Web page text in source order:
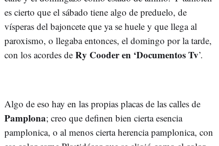
es cierto que el sábado tiene algo de preduelo, de
vísperas del bajoncete que ya se huele y que llega al
paroxismo, o llegaba entonces, el domingo por la tarde,
con los acordes de Ry Cooder en ‘Documentos Tv’.
Algo de eso hay en las propias placas de las calles de
Pamplona; creo que definen bien cierta esencia
pamplonica, o al menos cierta herencia pamplonica, con